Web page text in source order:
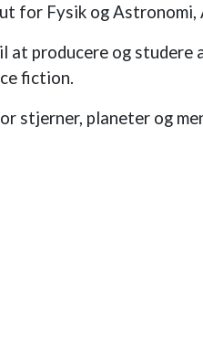
for Fysik og Astronomi,
at producere og studere
fiction.
stjerner, planeter og